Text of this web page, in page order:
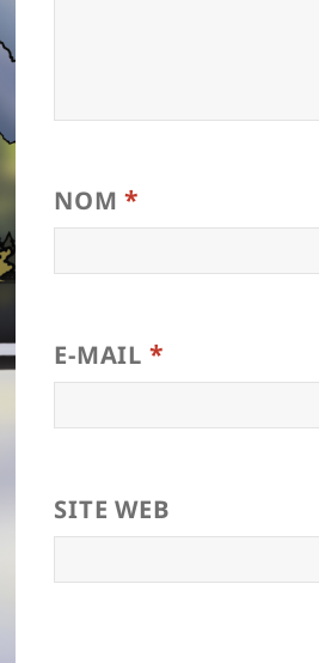
NOM*
E-MAIL *
SITE WEB